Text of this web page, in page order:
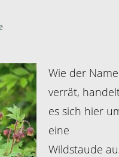
Wie der Name
verrät,
es sich hier
eine
Wildstaude